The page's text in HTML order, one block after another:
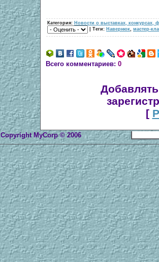
Категория: Новости о выставках, конкурсах,
| Теги: Навернюк, мастер-
Всего комментариев: 0
[
Copyright MyCorp © 2006